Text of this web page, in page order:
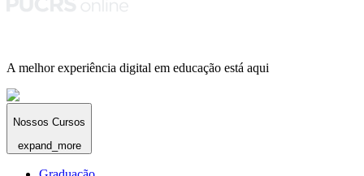
A melhor experiência digital em educação está aqui
Nossos Cursos
expand_more